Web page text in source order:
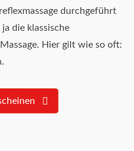
durchgeführt
die klassische
Hier gilt wie so oft: